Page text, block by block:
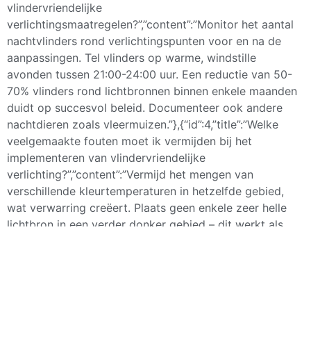
vlindervriendelijke
verlichtingsmaatregelen?”,”content”:”Monitor het aantal
nachtvlinders rond verlichtingspunten voor en na de
aanpassingen. Tel vlinders op warme, windstille
avonden tussen 21:00-24:00 uur. Een reductie van 50-
70% vlinders rond lichtbronnen binnen enkele maanden
duidt op succesvol beleid. Documenteer ook andere
nachtdieren zoals vleermuizen.”},{“id”:4,”title”:”Welke
veelgemaakte fouten moet ik vermijden bij het
implementeren van vlindervriendelijke
verlichting?”,”content”:”Vermijd het mengen van
verschillende kleurtemperaturen in hetzelfde gebied,
wat verwarring creëert. Plaats geen enkele zeer helle
lichtbron in een verder donker gebied – dit werkt als